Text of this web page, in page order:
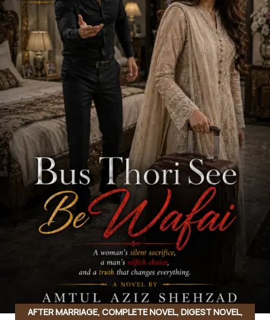
AFTER MARRIAGE, COMPLETE NOVEL, DIGEST NOVEL,